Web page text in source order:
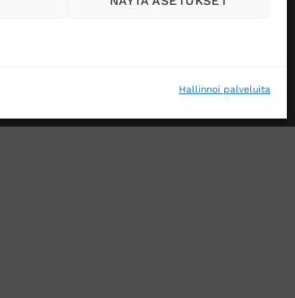
Hallinnoi palveluita